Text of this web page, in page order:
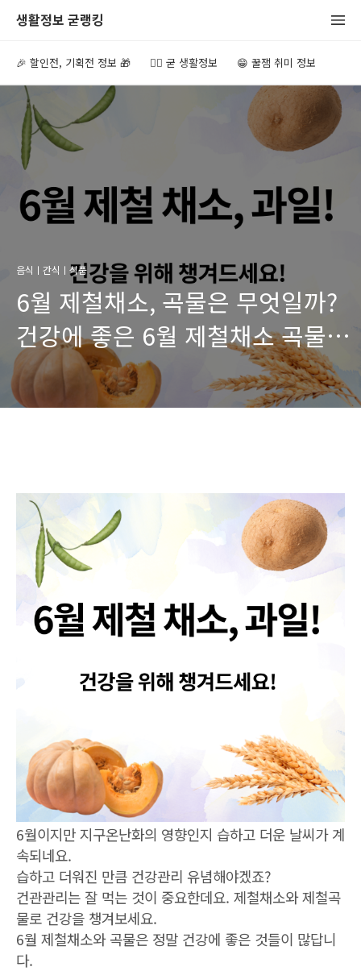
생활정보 굳랭킹
🎉 할인전, 기획전 정보 🎁 👍🏻 굳 생활정보 😁 꿀잼 취미 정보
음식ㅣ간식ㅣ식품
6월 제철채소, 곡물은 무엇일까?
건강에 좋은 6월 제철채소 곡물
알아보세요. (여주, 완두, 호박,
감자, 보리)
6월이지만 지구온난화의 영향인지 습하고 더운 날씨가 계
속되네요.
습하고 더워진 만큼 건강관리 유념해야겠죠?
건관관리는 잘 먹는 것이 중요한데요. 제철채소와 제철곡
물로 건강을 챙겨보세요.
6월 제철채소와 곡물은 정말 건강에 좋은 것들이 많답니
다.